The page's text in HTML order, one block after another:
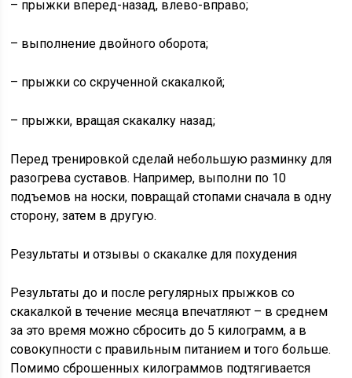
– прыжки вперед-назад, влево-вправо;
– выполнение двойного оборота;
– прыжки со скрученной скакалкой;
– прыжки, вращая скакалку назад;
Перед тренировкой сделай небольшую разминку для
разогрева суставов. Например, выполни по 10
подъемов на носки, повращай стопами сначала в одну
сторону, затем в другую.
Результаты и отзывы о скакалке для похудения
Результаты до и после регулярных прыжков со
скакалкой в течение месяца впечатляют – в среднем
за это время можно сбросить до 5 килограмм, а в
совокупности с правильным питанием и того больше.
Помимо сброшенных килограммов подтягивается